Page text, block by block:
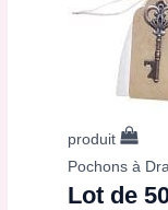
produit
Pochons à
Lot de